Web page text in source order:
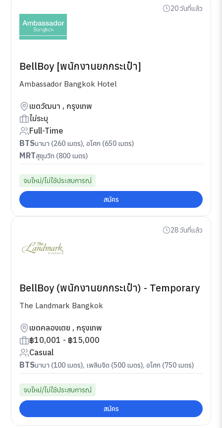
20 วันที่แล้ว
BellBoy [พนักงานยกกระเป๋า]
Ambassador Bangkok Hotel
เขตวัฒนา , กรุงเทพ
ไม่ระบุ
Full-Time
BTSนานา (260 เมตร), อโศก (650 เมตร)
MRTสุขุมวิท (800 เมตร)
จบใหม่/ไม่ใช้ประสบการณ์
สมัคร
28 วันที่แล้ว
BellBoy (พนักงานยกกระเป๋า) - Temporary
The Landmark Bangkok
เขตคลองเตย , กรุงเทพ
฿10,001 - ฿15,000
Casual
BTSนานา (100 เมตร), เพลินจิต (500 เมตร), อโศก (750 เมตร)
จบใหม่/ไม่ใช้ประสบการณ์
สมัคร